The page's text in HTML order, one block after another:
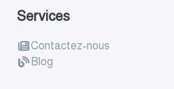
Services
Contactez-nous
Blog